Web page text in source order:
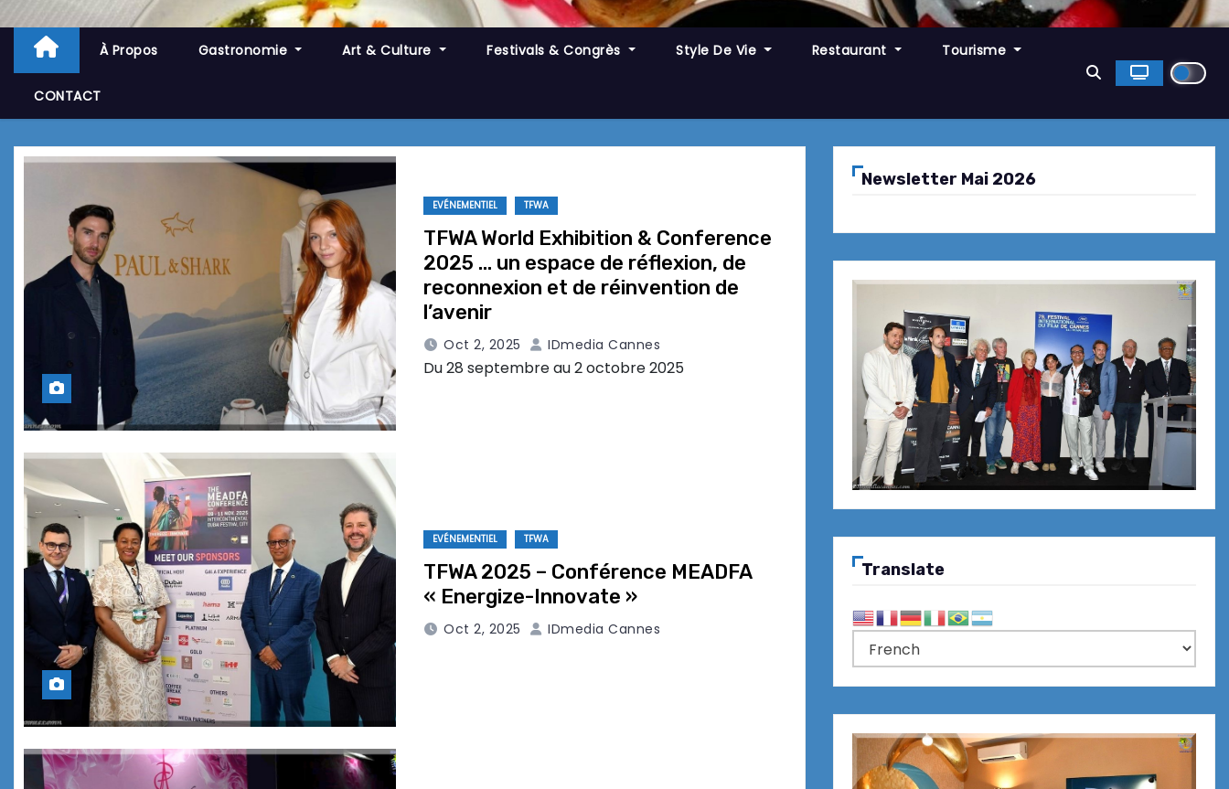
À Propos Gastronomie Art & Culture Festivals & Congrès Style De Vie Restaurant Tourisme
CONTACT
EVÉNEMENTIEL TFWA
TFWA World Exhibition & Conference
2025 … un espace de réflexion, de
reconnexion et de réinvention de
l’avenir
Oct 2, 2025 IDmedia Cannes
Du 28 septembre au 2 octobre 2025
EVÉNEMENTIEL TFWA
TFWA 2025 – Conférence MEADFA
« Energize-Innovate »
Oct 2, 2025 IDmedia Cannes
Newsletter Mai 2026
Translate